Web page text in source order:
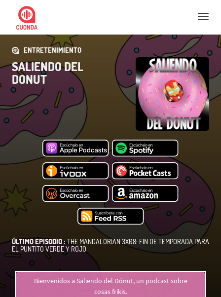
Nav
ENTRETENIMIENTO
SALIENDO DEL
DONUT
ÚLTIMO EPISODIO : THE MANDALORIAN 3X08: FIN DE TEMPORADA PARA
EL PUNTITO VERDE Y ROJO
Bienvenidos a Saliendo del Dónut, un podcast sobre
cosas frikis.